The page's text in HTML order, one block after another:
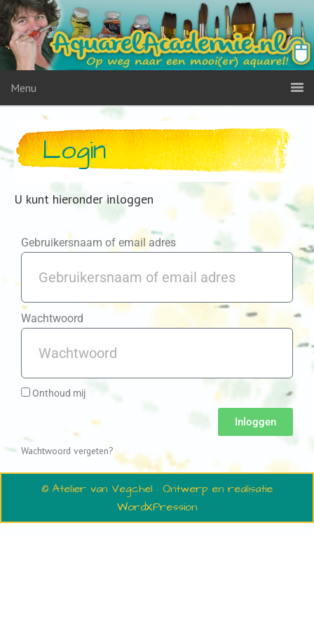
Menu
Login
U kunt hieronder inloggen
Gebruikersnaam of email adres
Wachtwoord
Onthoud mij
Inloggen
Wachtwoord vergeten?
© Atelier van Vegchel · Ontwerp en realisatie
WordXPression